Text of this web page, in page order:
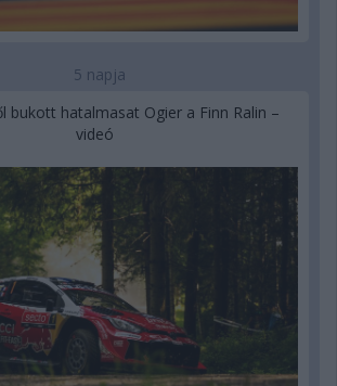
5 napja
bukott hatalmasat Ogier a Finn Ralin –
videó